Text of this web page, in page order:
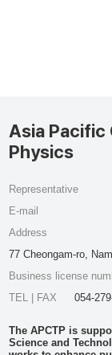
Asia
Physics
Representative
E-mail
Address
77 Cheongam-ro,
Business license
TEL | FAX
054-
The APCTP is
Science and